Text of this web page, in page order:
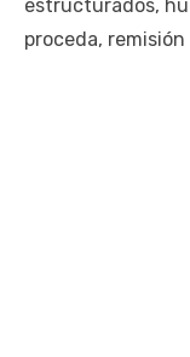
estructurados,
proceda,